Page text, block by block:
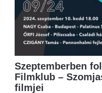
Szeptemberben
Filmklub –
filmjei